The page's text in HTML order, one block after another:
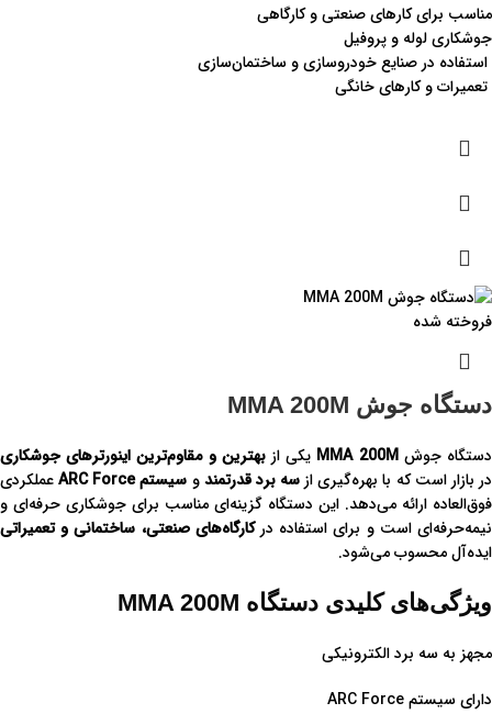
مناسب برای کارهای صنعتی و کارگاهی
جوشکاری لوله و پروفیل
استفاده در صنایع خودروسازی و ساختمان‌سازی
تعمیرات و کارهای خانگی
فروخته شده
دستگاه جوش MMA 200M
دستگاه جوشMMA 200M یکی ازبهترین و مقاوم‌ترین اینورترهای جوشکاری
در بازار است که با بهره‌گیری ازسه برد قدرتمندو سیستم ARC Force
عملکردی
فوق‌العاده ارائه می‌دهد. این دستگاه گزینه‌ای مناسب برای جوشکاری حرفه‌ای و
نیمه‌حرفه‌ای است و برای استفاده درکارگاه‌های صنعتی، ساختمانی و تعمیراتی
ایده‌آل محسوب می‌شود.
ویژگی‌های کلیدی دستگاه MMA 200M
مجهز به سه برد الکترونیکی
دارای سیستم ARC Force